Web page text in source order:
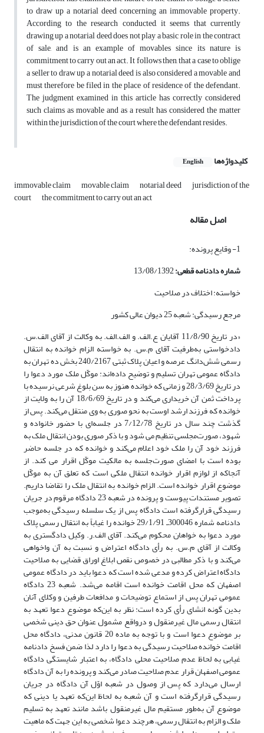
to draw up a notarial deed concerning an immovable property.
According to the research conducted, it seems that currently
drawing up a notarial deed does not play a basic role in the contract
of sale, and is an example of movables since its nature is
commitment to carry out an act. It follows then, that a case to oblige
a seller to draw up a notarial deed is also considered a movable and
must therefore be filed in the place of residence of the defendant.
The judgment examined in this article has correctly considered
such claims as movable and as a result has considered the matter
within the jurisdiction of the court where the defendant resides.
کلیدواژه‌ها English
immovable claim movable claim notarial deed jurisdiction of the
court the commitment to carry out an act
اصل مقاله
1- وقایع پرونده:
شماره دادنامه قطعی:13/08/1392
خواسته: اختلاف در صلاحیت
مرجع رسیدگی: شعبه 25 دیوان عالی کشور
«در تاریخ 11/8/90 آقایان ع.الف. و الف.الف. به وکالت از آقای الف.س.
دادخواستی به‌طرفیت آقای م.س. به خواسته الزام خوانده به انتقال
رسمی شش‌دانگ عرصه و اعیان پلاک ثبتی 240/2167 بخش ده تهران به
دادگاه عمومی تهران تسلیم و توضیح داده‌اند: موکّل ملک مورد دعوا را
در تاریخ 28/3/69 و زمانی که خوانده هنوز به سن بلوغ شرعی نرسیده با
پرداخت ثمن آن خریداری می‌کند و در تاریخ 18/6/69 آن را به ولایت از
خوانده که فرزند ارشد اوست به نحو صوری به وی منتقل می‌کند. پس از
گذشت چند سال در تاریخ 7/12/78 در جلسه‌ای با حضور خانواده و
شهود، صورت‌مجلسی تنظیم می شود و با ذکر صوری بودن انتقال ملک به
فرزند خود آن را ملک خود اعلام می‌کند و خوانده که در جلسه حاضر
بوده است با امضای صورت‌جلسه به مالکیت موکّل اقرار می کند. از
آنجاکه از لوازم اقرار خوانده انتقال ملکی است که تعلق آن به موکّل
موضوع اقرار خوانده است. الزام خوانده به انتقال ملک را تقاضا داریم.
تصویر مستندات پیوست و پرونده در شعبه 23 دادگاه مرقوم در جریان
رسیدگی قرارگرفته است دادگاه پس از یک سلسله رسیدگی به‌موجب
دادنامه شماره 300046ـ 29/1/91 خوانده را غیاباً به انتقال رسمی پلاک
مورد دعوا به خواهان محکوم می‌کند. آقای الف.ر. وکیل دادگستری به
وکالت از آقای م.س. به رأی دادگاه اعتراض و نسبت به آن واخواهی
می‌کند و با ذکر مطالبی در خصوص نقص ابلاغ اوراق قضایی به صلاحیت
دادگاه اعتراض کرده و مدعی شده است که دعوا باید در دادگاه عمومی
اصفهان که محل اقامت خوانده است اقامه می‌شد. شعبه 23 دادگاه
عمومی تهران پس از استماع توضیحات و مدافعات طرفین و وکلای آنان
بدین گونه انشای رأی کرده است: نظر به این‌که موضوع دعوا تعهد به
انتقال رسمی مال غیرمنقول و درواقع مشمول عنوان حق دینی شخصی
بر موضوع دعوا است و با توجه به ماده 20 قانون مدنی، دادگاه محل
اقامت خوانده صلاحیت رسیدگی به دعوا را دارد لذا ضمن فسخ دادنامه
غیابی به لحاظ عدم صلاحیت محلی دادگاه، به اعتبار شایستگی دادگاه
عمومی اصفهان قرار عدم صلاحیت صادر می‌کند و پرونده را به آن دادگاه
ارسال می‌دارد که پس از وصول در شعبه اوّل آن دادگاه در جریان
رسیدگی قرارگرفته است و آن شعبه به لحاظ این‌که تعهد یا دینی که
موضوع آن به‌طور مستقیم مال غیرمنقول باشد مانند تعهد به تسلیم
ملک و الزام به انتقال رسمی، هرچند دعوا شخصی به این جهت که ماهیت